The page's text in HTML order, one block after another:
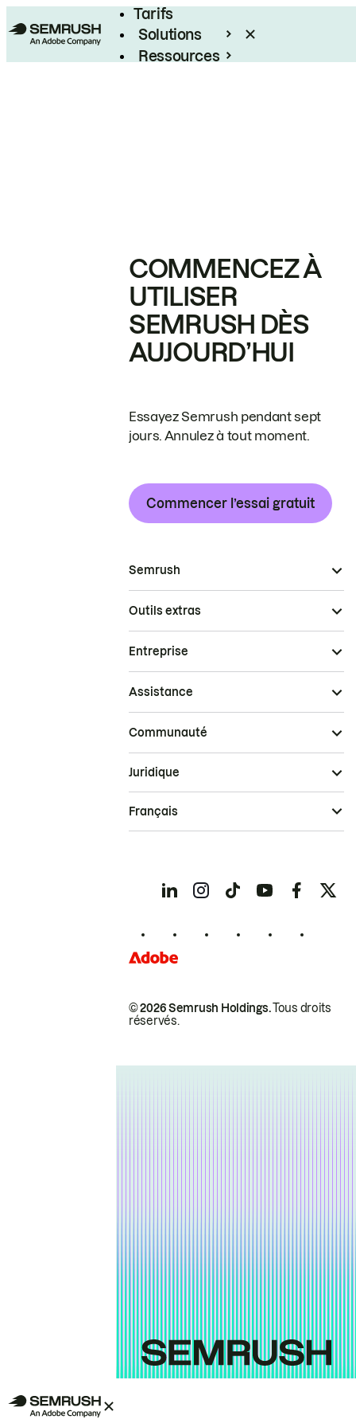
Tarifs
Solutions
Ressources
COMMENCEZ À
UTILISER
SEMRUSH DÈS
AUJOURD’HUI
Essayez Semrush pendant sept
jours. Annulez à tout moment.
Commencer l’essai gratuit
Semrush
Outils extras
Entreprise
Assistance
Communauté
© 2026 Semrush Holdings.Tous droits
réservés.
Juridique
Français